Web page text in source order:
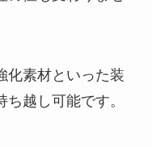
化素材といった装
越し可能です。